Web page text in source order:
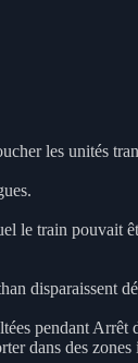
les unités
le train pouvait
disparaissent
pendant Arrêt
dans des zones